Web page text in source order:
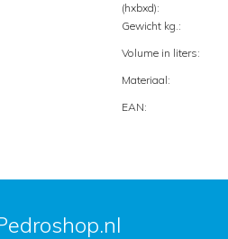
(hxbxd):
Gewicht kg.:
Volume in liters:
Materiaal:
EAN: